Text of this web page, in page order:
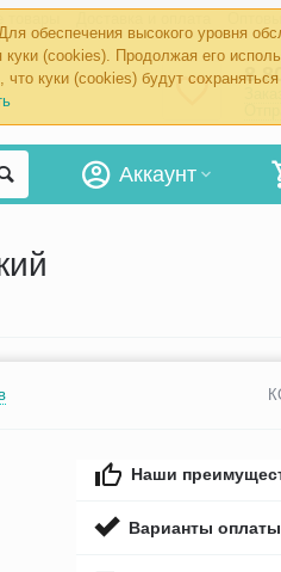
обеспечения высокого уровня
куки (cookies). Продолжая его
что куки (cookies) будут
8
Аккаунт
Наши
Варианты оплаты